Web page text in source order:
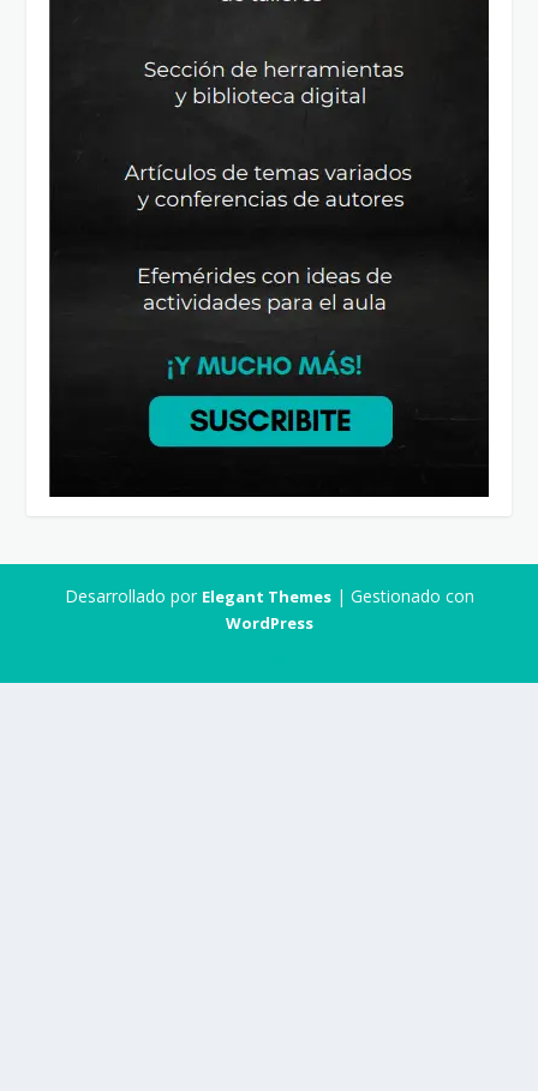
Desarrollado por Elegant Themes| Gestionado con
WordPress